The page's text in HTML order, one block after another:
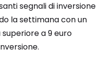
segnali di inversione
la settimana con un
superiore a 9 euro